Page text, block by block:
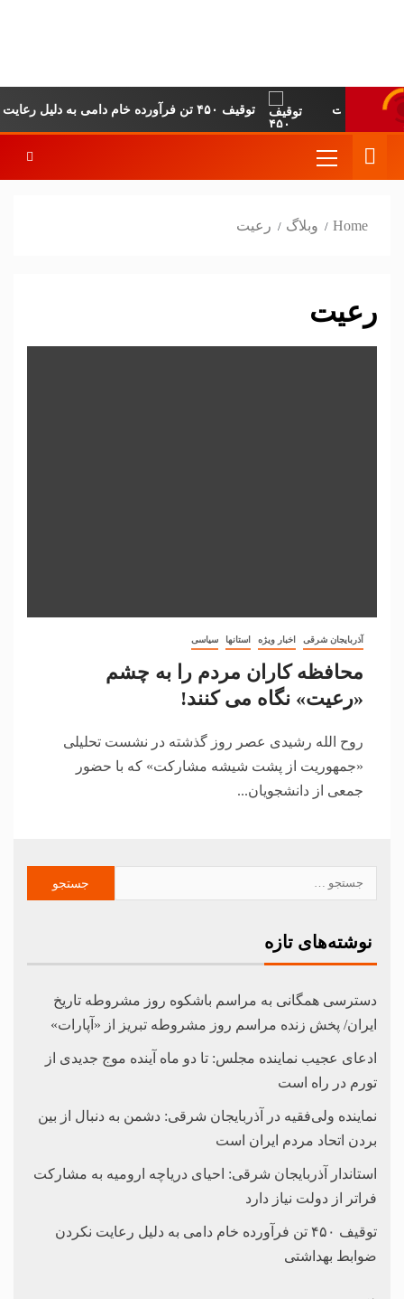
توقیف ۴۵۰ تن فرآورده خام دامی به دلیل رعایت نکردن ضوابط بهداشتی
Home وبلاگ رعیت
رعیت
آذربایجان شرقی اخبار ویژه استانها سیاسی
محافظه کاران مردم را به چشم
«رعیت» نگاه می کنند!
روح الله رشیدی عصر روز گذشته در نشست تحلیلی
«جمهوریت از پشت شیشه مشارکت» که با حضور
جمعی از دانشجویان...
نوشته‌های تازه
دسترسی همگانی به مراسم باشکوه روز مشروطه تاریخ
ایران/ پخش زنده مراسم روز مشروطه تبریز از «آپارات»
ادعای عجیب نماینده مجلس: تا دو ماه آینده موج جدیدی از
تورم در راه است
نماینده ولی‌فقیه در آذربایجان شرقی: دشمن به دنبال از بین
بردن اتحاد مردم ایران است
استاندار آذربایجان شرقی: احیای دریاچه ارومیه به مشارکت
فراتر از دولت نیاز دارد
توقیف ۴۵۰ تن فرآورده خام دامی به دلیل رعایت نکردن
ضوابط بهداشتی